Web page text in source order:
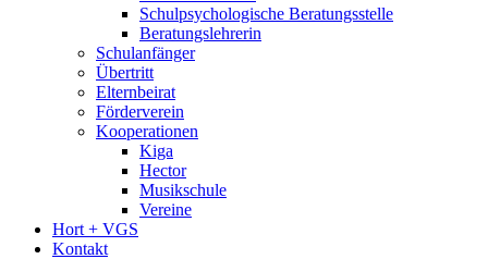
Schulpsychologische Beratungsstelle
Beratungslehrerin
Schulanfänger
Übertritt
Elternbeirat
Förderverein
Kooperationen
Kiga
Hector
Musikschule
Vereine
Hort + VGS
Kontakt